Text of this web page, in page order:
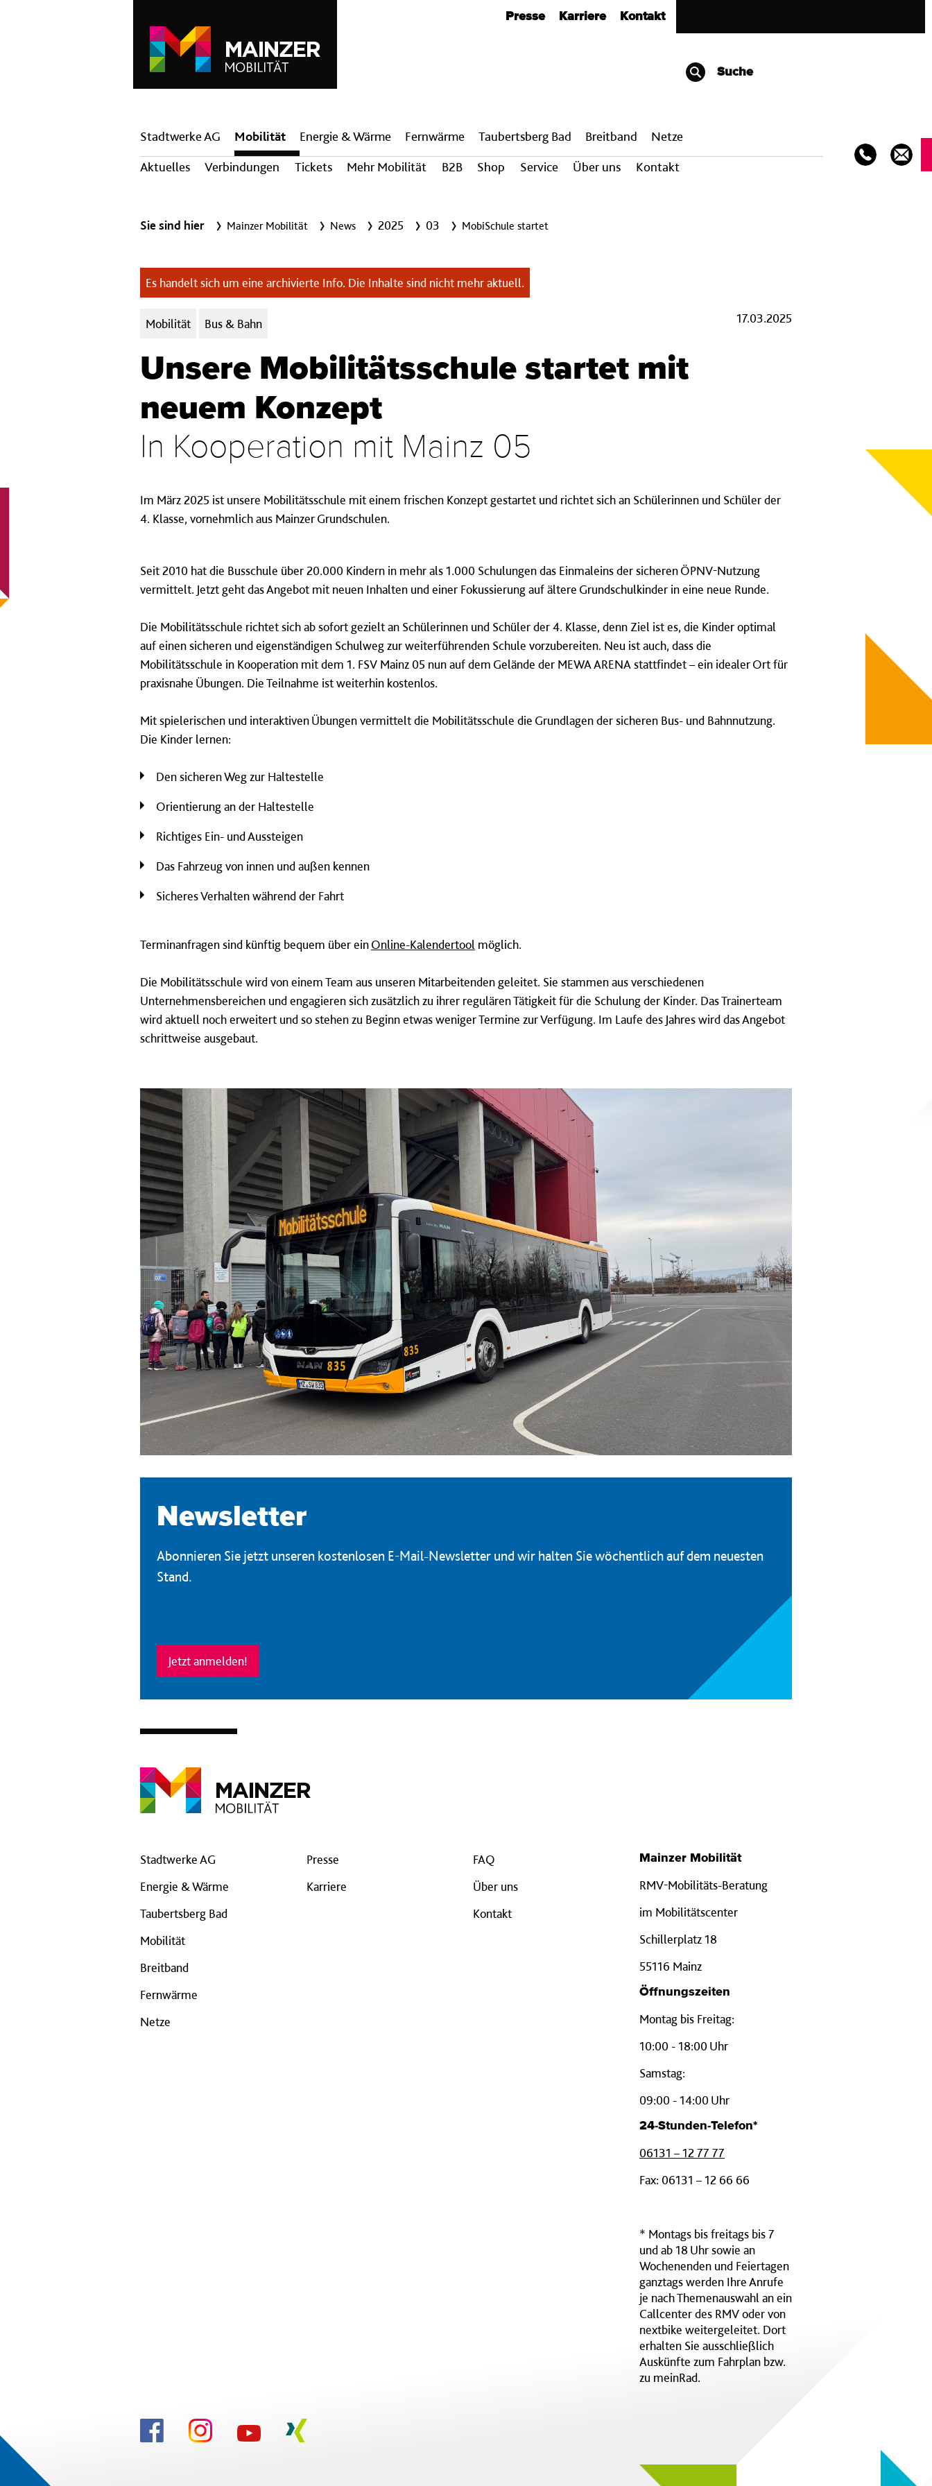
Presse Karriere Kontakt
Suche
Hauptnavigation
Stadtwerke AG
Mobilität
Aktuelles
Verbindungen Tickets Mehr Mobilität B2B Shop Service Über uns Kontakt
Energie & Wärme Fern­wärme Taubertsberg Bad Breit­band Netze
Sie sind hier Mainzer Mobilität News 2025 03 MobiSchule startet
Es handelt sich um eine archivierte Info. Die Inhalte sind nicht mehr aktuell.
Kategorien:
Mobilität Bus & Bahn 17.03.2025
Unsere Mobilitätsschule startet mit
neuem Konzept
In Kooperation mit Mainz 05
Im März 2025 ist unsere Mobilitätsschule mit einem frischen Konzept gestartet und richtet sich an Schülerinnen und Schüler der
4. Klasse, vornehmlich aus Mainzer Grundschulen.
Seit 2010 hat die Busschule über 20.000 Kindern in mehr als 1.000 Schulungen das Einmaleins der sicheren ÖPNV-Nutzung
vermittelt. Jetzt geht das Angebot mit neuen Inhalten und einer Fokussierung auf ältere Grundschulkinder in eine neue Runde.
Die Mobilitätsschule richtet sich ab sofort gezielt an Schülerinnen und Schüler der 4. Klasse, denn Ziel ist es, die Kinder optimal
auf einen sicheren und eigenständigen Schulweg zur weiterführenden Schule vorzubereiten. Neu ist auch, dass die
Mobilitätsschule in Kooperation mit dem 1. FSV Mainz 05 nun auf dem Gelände der MEWA ARENA stattfindet – ein idealer Ort für
praxisnahe Übungen. Die Teilnahme ist weiterhin kostenlos.
Mit spielerischen und interaktiven Übungen vermittelt die Mobilitätsschule die Grundlagen der sicheren Bus- und Bahnnutzung.
Die Kinder lernen:
Den sicheren Weg zur Haltestelle
Orientierung an der Haltestelle
Richtiges Ein- und Aussteigen
Das Fahrzeug von innen und außen kennen
Sicheres Verhalten während der Fahrt
Terminanfragen sind künftig bequem über einOnline-Kalendertool möglich.
Die Mobilitätsschule wird von einem Team aus unseren Mitarbeitenden geleitet. Sie stammen aus verschiedenen
Unternehmensbereichen und engagieren sich zusätzlich zu ihrer regulären Tätigkeit für die Schulung der Kinder. Das Trainerteam
wird aktuell noch erweitert und so stehen zu Beginn etwas weniger Termine zur Verfügung. Im Laufe des Jahres wird das Angebot
schrittweise ausgebaut.
Newsletter
Abonnieren Sie jetzt unseren kostenlosen E-Mail-Newsletter und wir halten Sie wöchentlich auf dem neuesten
Stand.
Jetzt anmelden!
Stadtwerke AG
Energie & Wärme
Taubertsberg Bad
Mobilität
Breitband
Fernwärme
Netze
Presse
Karriere
FAQ
Über uns
Kontakt
Mainzer Mobilität
RMV-Mobilitäts-Beratung
im Mobilitätscenter
Schillerplatz 18
55116 Mainz
Öffnungszeiten
Montag bis Freitag:
10:00 - 18:00 Uhr
Samstag:
09:00 - 14:00 Uhr
24-Stunden-Telefon*
06131 – 12 77 77
Fax: 06131 – 12 66 66
* Montags bis freitags bis 7
und ab 18 Uhr sowie an
Wochenenden und Feiertagen
ganztags werden Ihre Anrufe
je nach Themenauswahl an ein
Callcenter des RMV oder von
nextbike weitergeleitet. Dort
erhalten Sie ausschließlich
Auskünfte zum Fahrplan bzw.
zu meinRad.